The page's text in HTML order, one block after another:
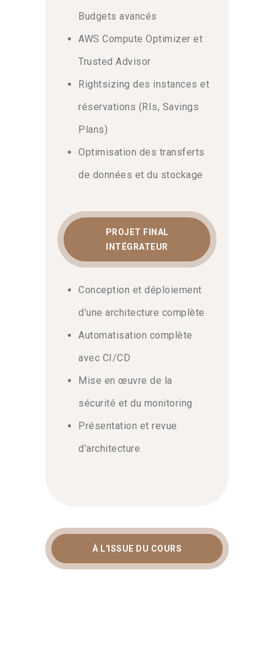
Budgets avancés
AWS Compute Optimizer et
Trusted Advisor
Rightsizing des instances et
réservations (RIs, Savings
Plans)
Optimisation des transferts
de données et du stockage
PROJET FINAL
INTÉGRATEUR
Conception et déploiement
d'une architecture complète
Automatisation complète
avec CI/CD
Mise en œuvre de la
sécurité et du monitoring
Présentation et revue
d'architecture
À L'ISSUE DU COURS